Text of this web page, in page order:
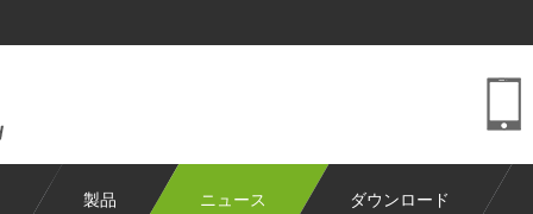
製品 ニュース ダウンロード